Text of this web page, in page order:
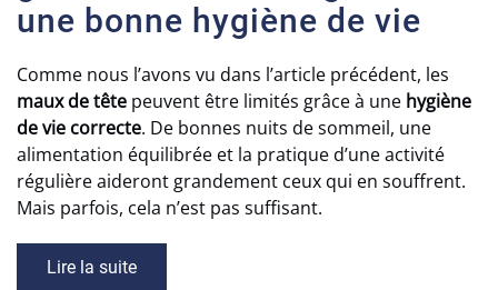
une bonne hygiène de vie
Comme nous l’avons vu dans l’article précédent, les
maux de tête peuvent être limités grâce à une hygiène
de vie correcte. De bonnes nuits de sommeil, une
alimentation équilibrée et la pratique d’une activité
régulière aideront grandement ceux qui en souffrent.
Mais parfois, cela n’est pas suffisant.
Lire la suite